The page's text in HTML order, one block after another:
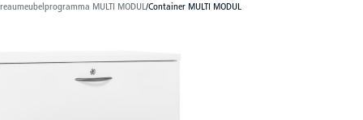
MULTI MODUL/Container MULTI MODUL